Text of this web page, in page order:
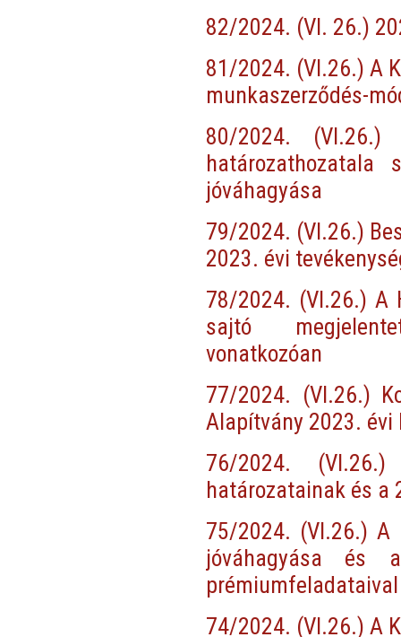
82/2024. (VI. 26.)
81/2024. (VI.26.) A
munkaszerződés-
80/2024.
jóváhagyása
79/2024. (VI.26.)
2023. évi
78/2024. (VI.26.) A
sajtó
vonatkozóan
77/2024. (VI.26.)
Alapítvány 2023.
76/2024.
határozatainak és a
75/2024. (VI.26.) A
jóváhagyása és
74/2024. (VI.26.) A